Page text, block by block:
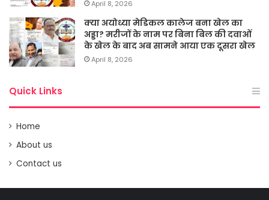
April 8, 2026
क्या अयोध्या मेडिकल कालेज बना खेल का
अड्डा? मरीजों के नाम पर बिना बिल की दवाओं
के खेल के बाद अब सामने आया एक दूसरा खेल
April 8, 2026
Quick Links
Home
About us
Contact us